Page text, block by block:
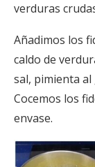
verduras
Añadimos los
caldo de
sal, pimienta al
Cocemos los
envase.